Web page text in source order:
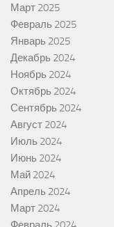
Март 2025
Февраль 2025
Январь 2025
Декабрь 2024
Ноябрь 2024
Октябрь 2024
Сентябрь 2024
Август 2024
Июль 2024
Июнь 2024
Май 2024
Апрель 2024
Март 2024